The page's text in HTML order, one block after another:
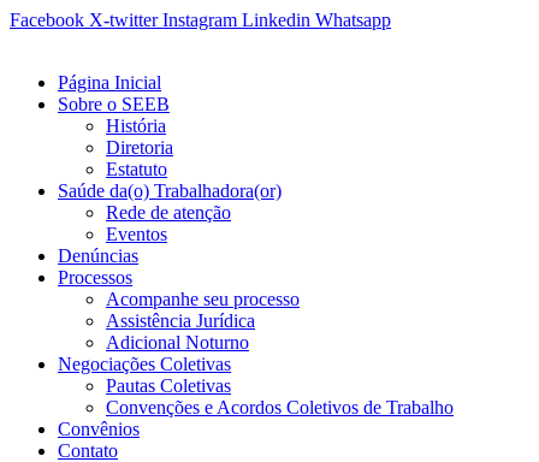
Ir
conteúdo
Facebook X-twitter Instagram Linkedin Whatsapp
Página Inicial
Sobre o SEEB
História
Diretoria
Estatuto
Saúde da(o) Trabalhadora(or)
Rede de atenção
Eventos
Denúncias
Processos
Acompanhe seu processo
Assistência Jurídica
Adicional Noturno
Negociações Coletivas
Pautas Coletivas
Convenções e Acordos Coletivos de Trabalho
Convênios
Contato